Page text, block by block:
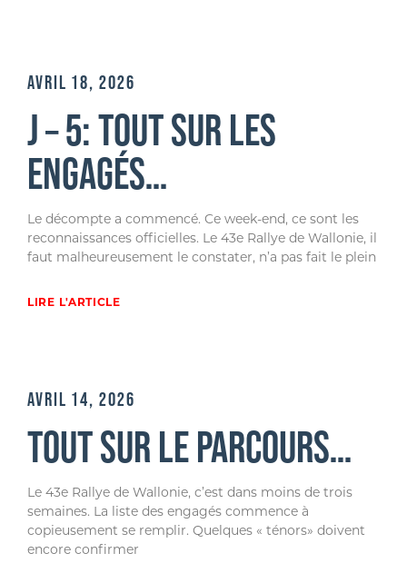
J – 5: TOUT SUR LES
ENGAGÉS…
AVRIL 18, 2026
Le décompte a commencé. Ce week-end, ce sont les
reconnaissances officielles. Le 43e Rallye de Wallonie, il
faut malheureusement le constater, n’a pas fait le plein
LIRE L'ARTICLE
TOUT SUR LE PARCOURS…
AVRIL 14, 2026
Le 43e Rallye de Wallonie, c’est dans moins de trois
semaines. La liste des engagés commence à
copieusement se remplir. Quelques « ténors» doivent
encore confirmer